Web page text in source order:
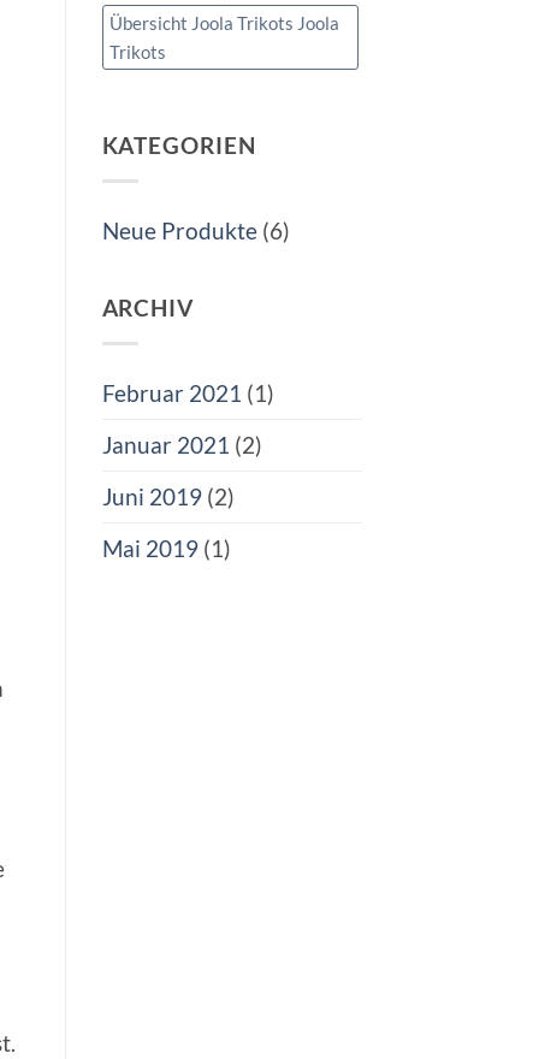
Übersicht Joola Trikots Joola
Trikots
KATEGORIEN
Neue Produkte(6)
ARCHIV
Februar 2021 (1)
Januar 2021 (2)
Juni 2019(2)
Mai 2019(1)